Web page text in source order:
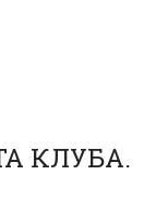
КЛУБА.